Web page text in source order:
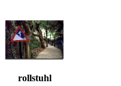
rollstuhl